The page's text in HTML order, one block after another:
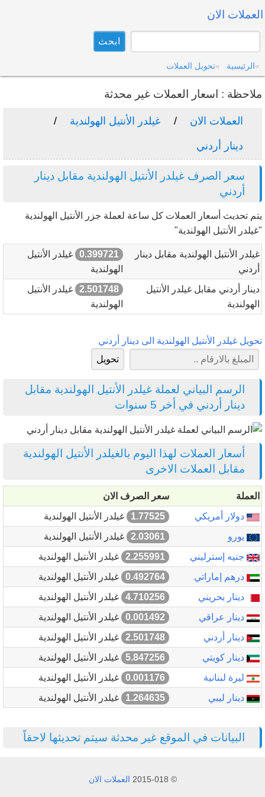
العملات الان
الرئيسية تحويل العملات
ملاحظة : اسعار العملات غير محدثة
العملات الان غيلدر الأنتيل الهولندية
دينار أردني
سعر الصرف غيلدر الأنتيل الهولندية مقابل دينار
أردني
يتم تحديث أسعار العملات كل ساعة لعملة جزر الأنتيل الهولندية
"غيلدر الأنتيل الهولندية"
غيلدر الأنتيل الهولندية مقابل دينار
أردني
0.399721
غيلدر الأنتيل
الهولندية
دينار أردني مقابل غيلدر الأنتيل
الهولندية
2.501748
غيلدر الأنتيل
الهولندية
تحويل غيلدر الأنتيل الهولندية الى دينار أردني
الرسم البياني لعملة غيلدر الأنتيل الهولندية مقابل
دينار أردني في أخر 5 سنوات
أسعار العملات لهذا اليوم بالغيلدر الأنتيل الهولندية
مقابل العملات الاخرى
العملة
سعر الصرف الان
دولار أمريكي
1.77525
غيلدر الأنتيل الهولندية
يورو
2.03061
غيلدر الأنتيل الهولندية
جنيه إسترليني
2.255991
غيلدر الأنتيل الهولندية
درهم إماراتي
0.492764
غيلدر الأنتيل الهولندية
دينار بحريني
4.710256
غيلدر الأنتيل الهولندية
دينار عراقي
0.001492
غيلدر الأنتيل الهولندية
دينار أردني
2.501748
غيلدر الأنتيل الهولندية
دينار كويتي
5.847256
غيلدر الأنتيل الهولندية
ليرة لبنانية
0.001176
غيلدر الأنتيل الهولندية
دينار ليبي
1.264635 غيلدر الأنتيل الهولندية
البيانات في الموقع غير محدثة سيتم تحديثها لاحقاً
© 2015-018 العملات الان